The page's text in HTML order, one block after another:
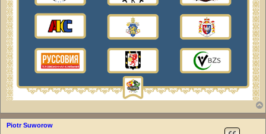
Piotr Suworow